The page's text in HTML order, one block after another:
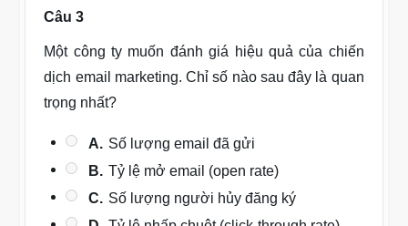
Câu 3
Một công ty muốn đánh giá hiệu quả của chiến
dịch email marketing. Chỉ số nào sau đây là quan
trọng nhất?
A. Số lượng email đã gửi
B. Tỷ lệ mở email (open rate)
C. Số lượng người hủy đăng ký